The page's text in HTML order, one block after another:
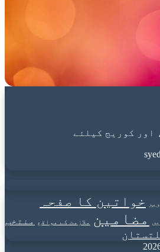
اور کوریج کیلئے
خواتین کا صفحہ
مضامین ملازمت کے مواقع
منتخب